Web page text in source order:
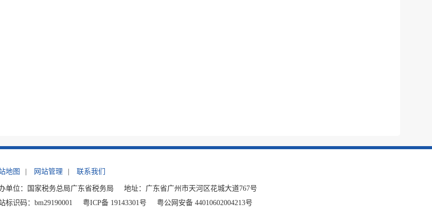
地图 网站管理 联系我们
单位：国家税务总局广东省税务局
地址：广东省广州市天河区花城大道767号
标识码：bm29190001
粤ICP备 19143301号 粤公网安备 44010602004213号